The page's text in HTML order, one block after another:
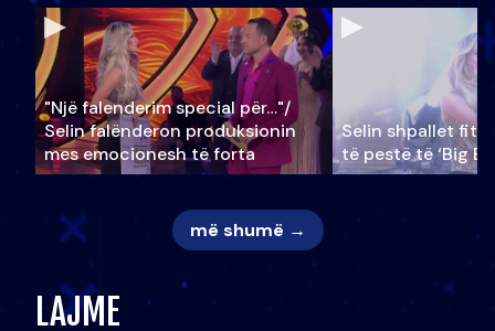
"Një falenderim special për…"/
Selin falënderon produksionin
mes emocionesh të forta
Selin shpallet
të pestë të ‘Big
më shumë →
LAJME